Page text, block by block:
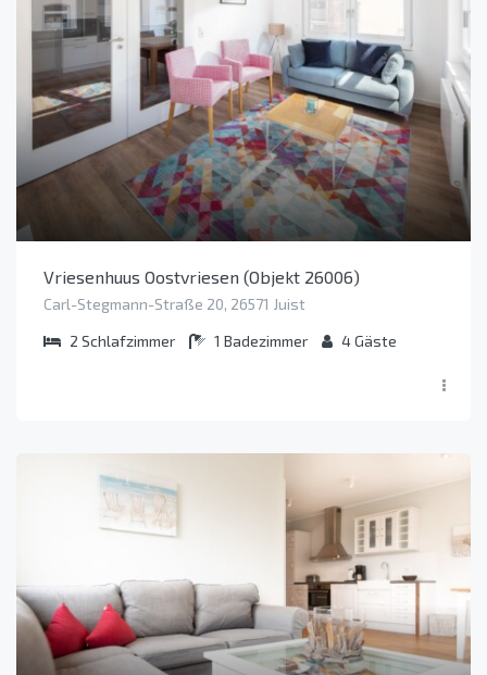
Vriesenhuus Oostvriesen (Objekt 26006)
Carl-Stegmann-Straße 20, 26571 Juist
2 Schlafzimmer 1 Badezimmer 4Gäste